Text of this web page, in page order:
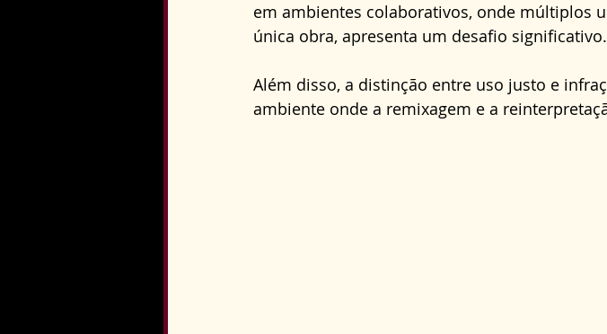
em ambientes colaborativos, onde múltiplos
única obra, apresenta um desafio significativo.
Além disso, a distinção entre uso justo e
ambiente onde a remixagem e a